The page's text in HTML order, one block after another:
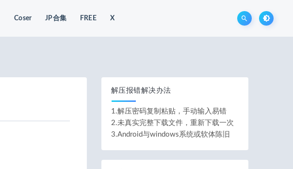
Coser JP合集 FREE X
解压报错解决办法
1.解压密码复制粘贴，手动输入易错
2.未真实完整下载文件，重新下载一次
3.Android与windows系统或软体陈旧